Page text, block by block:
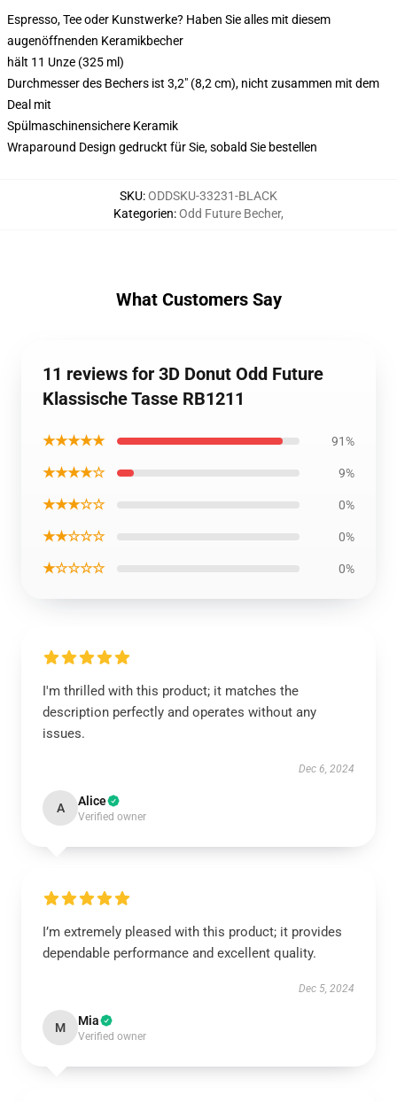
Espresso, Tee oder Kunstwerke? Haben Sie alles mit diesem
augenöffnenden Keramikbecher
hält 11 Unze (325 ml)
Durchmesser des Bechers ist 3,2" (8,2 cm), nicht zusammen mit dem
Deal mit
Spülmaschinensichere Keramik
Wraparound Design gedruckt für Sie, sobald Sie bestellen
SKU:ODDSKU-33231-BLACK
Kategorien:Odd Future Becher,
What Customers Say
11 reviews for 3D Donut Odd Future
Klassische Tasse RB1211
★★★★★ 91%
★★★★☆ 9%
★★★☆☆ 0%
★★☆☆☆ 0%
★☆☆☆☆ 0%
I'm thrilled with this product; it matches the
description perfectly and operates without any
issues.
Dec 6, 2024
A Alice
Verified owner
I’m extremely pleased with this product; it provides
dependable performance and excellent quality.
Dec 5, 2024
M Mia
Verified owner